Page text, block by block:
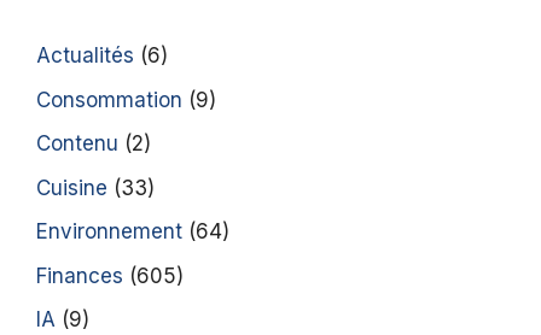
Actualités (6)
Consommation (9)
Contenu (2)
Cuisine (33)
Environnement (64)
Finances (605)
IA (9)